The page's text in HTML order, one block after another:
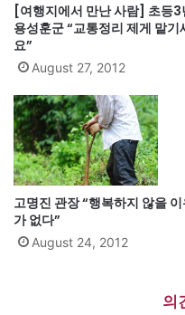
[여행지에서 만난 사람] 초등3
용성훈군 “교통정리 제게 맡기
요”
August 27, 2012
고명진 관장 “행복하지 않을
가 없다”
August 24, 2012
의